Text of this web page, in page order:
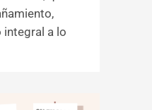
integral a lo